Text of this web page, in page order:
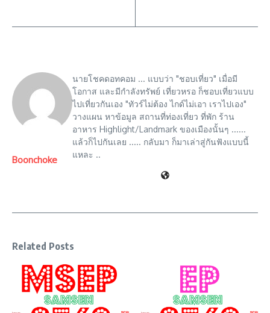
Boonchoke
นายโชคดอทคอม ... แบบว่า "ชอบเที่ยว" เมื่อมี
โอกาส และมีกำลังทรัพย์ เที่ยวหรอ ก็ชอบเที่ยวแบบ
ไปเที่ยวกันเอง "ทัวร์ไม่ต้อง ไกด์ไม่เอา เราไปเอง"
วางแผน หาข้อมูล สถานที่ท่องเที่ยว ที่พัก ร้าน
อาหาร Highlight/Landmark ของเมืองนั้นๆ ......
แล้วก็ไปกันเลย ..... กลับมา ก็มาเล่าสู่กันฟังแบบนี้
แหละ ..
Related Posts